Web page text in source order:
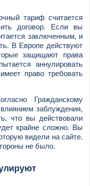
тариф считается
договор. Если вы
заключенным, и
В Европе действуют
защищают права
аннулировать
право требовать
Гражданскому
заблуждения,
что вы действовали
крайне сложно. Вы
видели на сайте.
не было.